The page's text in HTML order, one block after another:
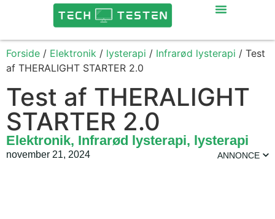
Forside / Elektronik / lysterapi / Infrarød lysterapi / Test
af THERALIGHT STARTER 2.0
Test af THERALIGHT
STARTER 2.0
Elektronik, Infrarød lysterapi, lysterapi
november 21, 2024 ANNONCE